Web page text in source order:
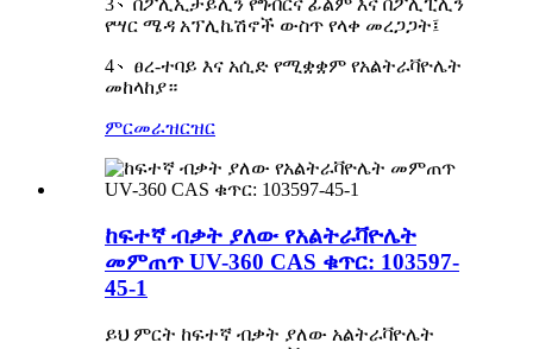
3、 በፖሊኢታይሊን የግብርና ፊልም እና በፖሊፒሊን
የሣር ሜዳ አፕሊኬሽኖች ውስጥ የላቀ መረጋጋት፤
4、 ፀረ-ተባይ እና አሲድ የሚቋቋም የአልትራቫዮሌት
መከላከያ።
ምርመራዝርዝር
ከፍተኛ ብቃት ያለው የአልትራቫዮሌት
መምጠጥ UV-360 CAS ቁጥር: 103597-
45-1
ይህ ምርት ከፍተኛ ብቃት ያለው አልትራቫዮሌት